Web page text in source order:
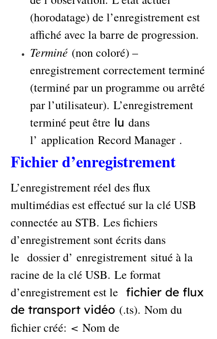
(horodatage) de l’enregistrement est
affiché avec la barre de progression.
Terminé (non coloré) –
enregistrement correctement terminé
(terminé par un programme ou arrêté
par l’utilisateur). L’enregistrement
terminé peut être lu dans
l’ application Record Manager .
Fichier d’enregistrement
L’enregistrement réel des flux
multimédias est effectué sur la clé USB
connectée au STB. Les fichiers
d’enregistrement sont écrits dans
le dossier d’ enregistrement situé à la
racine de la clé USB. Le format
d’enregistrement est le fichier de flux
de transport vidéo (.ts). Nom du
fichier créé: < Nom de